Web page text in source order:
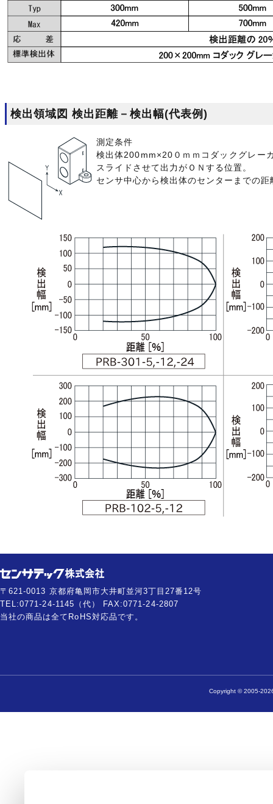
検出領域図 検出距離－検出幅(代表例)
測定条件
検出体200mm×20０ｍｍコダックグレー
スライドさせて出力がＯＮする位置。
センサ中心から検出体のセンターまでの
〒621-0013 京都府亀岡市大井町並河3丁目27番12号
TEL:0771-24-1145（代） FAX:0771-24-2807
当社の商品は全てRoHS対応品です。
Copyright © 2005-